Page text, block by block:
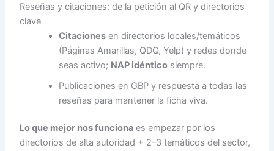
Reseñas y citaciones: de la petición al QR y directorios
clave
Citaciones en directorios locales/temáticos
(Páginas Amarillas, QDQ, Yelp) y redes donde
seas activo; NAP idéntico siempre.
Publicaciones en GBP y respuesta a todas las
reseñas para mantener la ficha viva.
Lo que mejor nos funciona es empezar por los
directorios de alta autoridad + 2–3 temáticos del sector,